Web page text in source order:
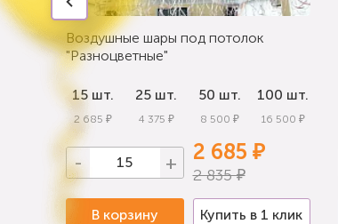
Воздушные шары под потолок
"Разноцветные"
15 шт.
2 685 ₽
25 шт.
4 375 ₽
50 шт.
8 500 ₽
100 шт.
16 500 ₽
- + 2 685 ₽
2 835 ₽
В корзину Купить в 1 клик